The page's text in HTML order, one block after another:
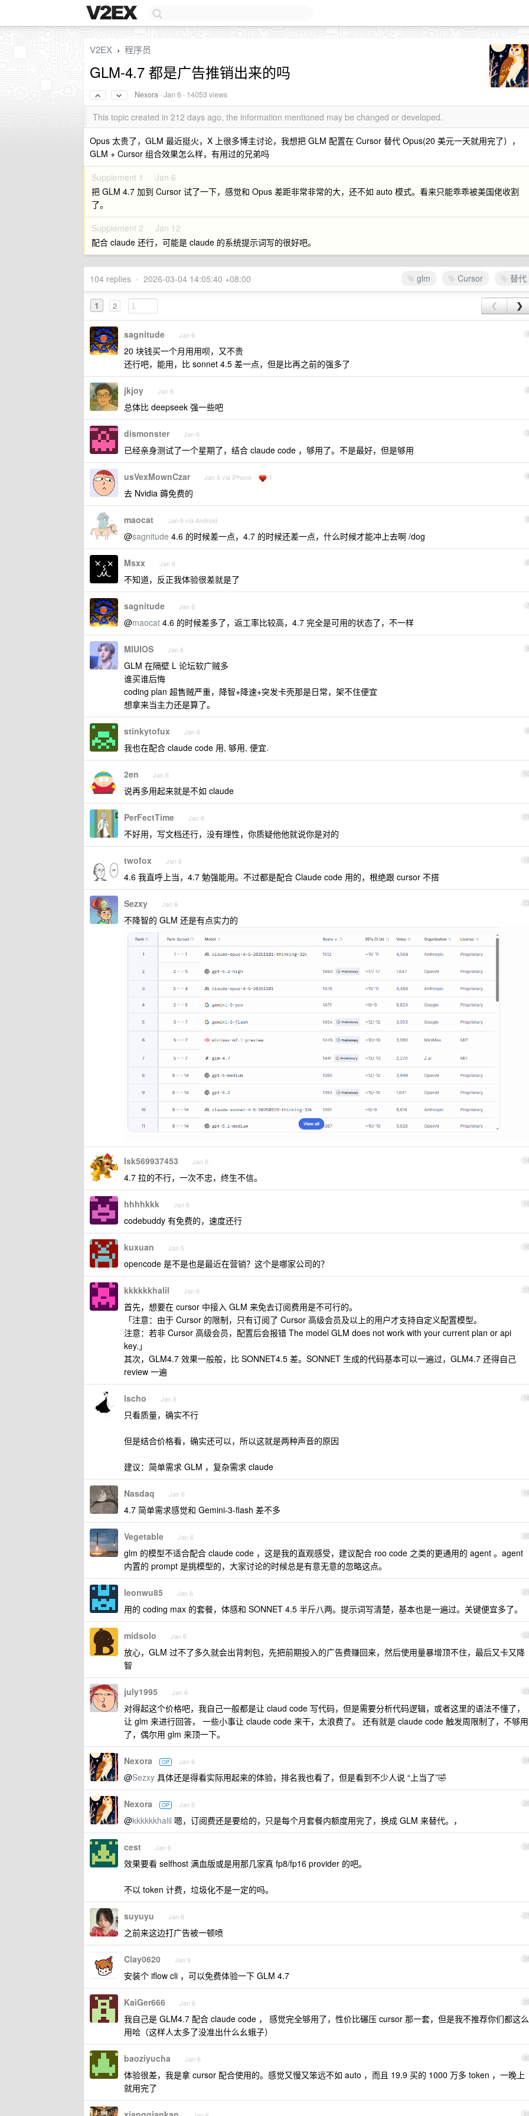
V2EX › 程序员
GLM-4.7 都是广告推销出来的吗
Nexora ·Jan 6 · 14053 views
This topic created in 212 days ago, the information mentioned may be changed or developed.
Opus 太贵了，GLM 最近挺火，X 上很多博主讨论，我想把 GLM 配置在 Cursor 替代 Opus(20 美元一天就用完了），
GLM + Cursor 组合效果怎么样，有用过的兄弟吗
Supplement 1 · Jan 6
把 GLM 4.7 加到 Cursor 试了一下，感觉和 Opus 差距非常非常的大，还不如 auto 模式。看来只能乖乖被美国佬收割
了。
Supplement 2 · Jan 12
配合 claude 还行，可能是 claude 的系统提示词写的很好吧。
glm Cursor 替代
104 replies • 2026-03-04 14:05:40 +08:00
1 2 ❮ ❯
1
sagnitude Jan 6
20 块钱买一个月用用呗，又不贵
还行吧，能用，比 sonnet 4.5 差一点，但是比再之前的强多了
2
jkjoy Jan 6
总体比 deepseek 强一些吧
3
dismonster Jan 6
已经亲身测试了一个星期了，结合 claude code ，够用了。不是最好，但是够用
4
usVexMownCzar Jan 6 via iPhone 1
去 Nvidia 薅免费的
5
maocat Jan 6 via Android
@sagnitude 4.6 的时候差一点，4.7 的时候还差一点，什么时候才能冲上去啊 /dog
6
Msxx Jan 6
不知道，反正我体验很差就是了
7
sagnitude Jan 6
@maocat 4.6 的时候差多了，返工率比较高，4.7 完全是可用的状态了，不一样
8
MIUIOS Jan 6
GLM 在隔壁 L 论坛软广贼多
谁买谁后悔
coding plan 超售贼严重，降智+降速+突发卡壳那是日常，架不住便宜
想拿来当主力还是算了。
9
stinkytofux Jan 6
我也在配合 claude code 用, 够用, 便宜.
10
2en Jan 6
说再多用起来就是不如 claude
11
PerFectTime Jan 6
不好用，写文档还行，没有理性，你质疑他他就说你是对的
12
twofox Jan 6
4.6 我直呼上当，4.7 勉强能用。不过都是配合 Claude code 用的，根绝跟 cursor 不搭
13
Sezxy Jan 6
不降智的 GLM 还是有点实力的
14
lsk569937453 Jan 6
4.7 拉的不行，一次不忠，终生不信。
15
hhhhkkk Jan 6
codebuddy 有免费的，速度还行
16
kuxuan Jan 6
opencode 是不是也是最近在营销？这个是哪家公司的？
17
kkkkkkhalil Jan 6
首先，想要在 cursor 中接入 GLM 来免去订阅费用是不可行的。
「注意：由于 Cursor 的限制，只有订阅了 Cursor 高级会员及以上的用户才支持自定义配置模型。
注意：若非 Cursor 高级会员，配置后会报错 The model GLM does not work with your current plan or api
key.」
其次，GLM4.7 效果一般般，比 SONNET4.5 差。SONNET 生成的代码基本可以一遍过，GLM4.7 还得自己
review 一遍
18
lscho Jan 6
只看质量，确实不行
但是结合价格看，确实还可以，所以这就是两种声音的原因
建议：简单需求 GLM ，复杂需求 claude
19
Nasdaq Jan 6
4.7 简单需求感觉和 Gemini-3-flash 差不多
20
Vegetable Jan 6
glm 的模型不适合配合 claude code ，这是我的直观感受，建议配合 roo code 之类的更通用的 agent 。agent
内置的 prompt 是挑模型的，大家讨论的时候总是有意无意的忽略这点。
21
leonwu85 Jan 6
用的 coding max 的套餐，体感和 SONNET 4.5 半斤八两。提示词写清楚，基本也是一遍过。关键便宜多了。
22
midsolo Jan 6
放心，GLM 过不了多久就会出背刺包，先把前期投入的广告费赚回来，然后使用量暴增顶不住，最后又卡又降
智
23
july1995 Jan 6
对得起这个价格吧，我自己一般都是让 claud code 写代码，但是需要分析代码逻辑，或者这里的语法不懂了，
让 glm 来进行回答， 一些小事让 claude code 来干，太浪费了。 还有就是 claude code 触发周限制了，不够用
了，偶尔用 glm 来顶一下。
24
Nexora OP Jan 6
@Sezxy 具体还是得看实际用起来的体验，排名我也看了，但是看到不少人说 “上当了”🤣
25
Nexora OP Jan 6
@kkkkkkhalil 嗯，订阅费还是要给的，只是每个月套餐内额度用完了，换成 GLM 来替代。，
26
cest Jan 6
效果要看 selfhost 满血版或是用那几家真 fp8/fp16 provider 的吧。
不以 token 计费，垃圾化不是一定的吗。
27
suyuyu Jan 6
之前来这边打广告被一顿喷
28
Clay0620 Jan 6
安装个 iflow cli ，可以免费体验一下 GLM 4.7
29
KaiGer666 Jan 6
我自己是 GLM4.7 配合 claude code ， 感觉完全够用了，性价比碾压 cursor 那一套，但是我不推荐你们都这么
用哈（这样人太多了没准出什么幺蛾子）
30
baoziyucha Jan 6
体验很差，我是拿 cursor 配合使用的。感觉又慢又笨远不如 auto ，而且 19.9 买的 1000 万多 token ，一晚上
就用完了
31